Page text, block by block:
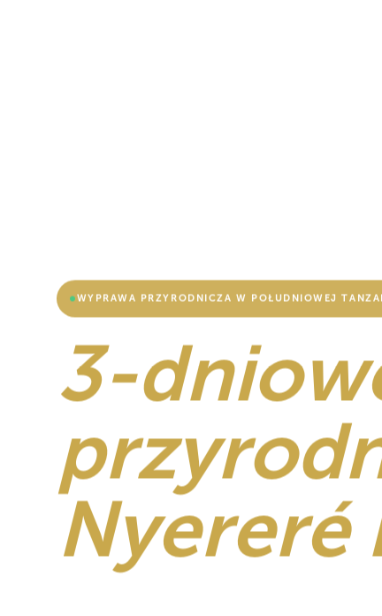
WYPRAWA PRZYRODNICZA W POŁUDNIOWEJ
3-
Nyereré